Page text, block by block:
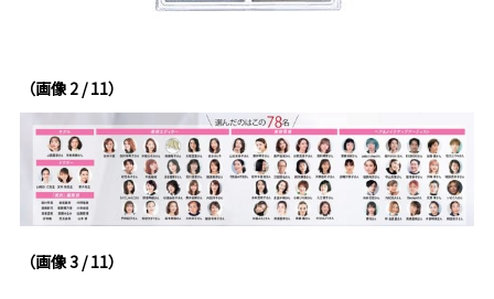
（画像 2 / 11）
（画像 3 / 11）